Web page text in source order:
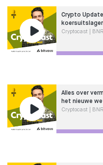
Crypto
Cryptocast | BNR
Alles over
het nieuwe
Cryptocast | BNR